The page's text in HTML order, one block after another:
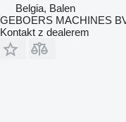
Belgia, Balen
GEBOERS MACHINES
Kontakt z dealerem